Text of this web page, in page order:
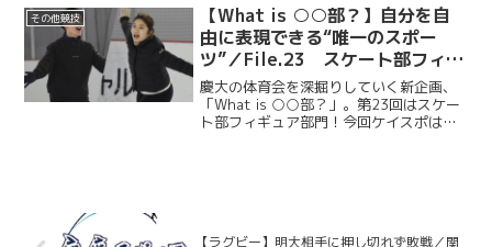
学習院）。初回から２点を先制される厳
しい立ち上がりとなるも、慶...
その他競技
【What is ○○部？】自分を自
由に表現できる“唯一のスポー
ツ”／File.23 スケート部フィギ
ュア部門
慶大の体育会を深掘りしていく新企画、
「What is ○○部？」。第23回はスケー
ト部フィギュア部門！今回ケイスポは、
【ラグビー】明大相手に押し切れず敗戦／関